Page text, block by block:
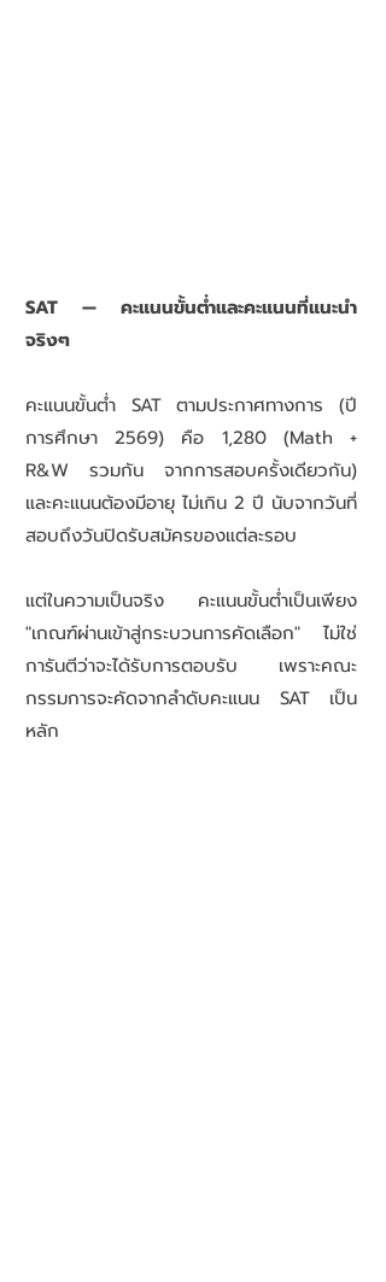
SAT — คะแนนขั้นต่ำและคะแนนที่แนะนำ
จริงๆ
คะแนนขั้นต่ำ SAT ตามประกาศทางการ (ปี
การศึกษา 2569) คือ 1,280 (Math +
R&W รวมกัน จากการสอบครั้งเดียวกัน)
และคะแนนต้องมีอายุ ไม่เกิน 2 ปี นับจากวันที่
สอบถึงวันปิดรับสมัครของแต่ละรอบ
แต่ในความเป็นจริง คะแนนขั้นต่ำเป็นเพียง
"เกณฑ์ผ่านเข้าสู่กระบวนการคัดเลือก" ไม่ใช่
การันตีว่าจะได้รับการตอบรับ เพราะคณะ
กรรมการจะคัดจากลำดับคะแนน SAT เป็น
หลัก